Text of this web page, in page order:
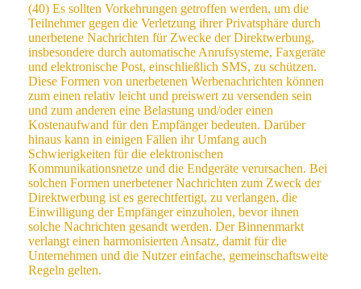
(40) Es sollten Vorkehrungen getroffen werden, um die
Teilnehmer gegen die Verletzung ihrer Privatsphäre durch
unerbetene Nachrichten für Zwecke der Direktwerbung,
insbesondere durch automatische Anrufsysteme, Faxgeräte
und elektronische Post, einschließlich SMS, zu schützen.
Diese Formen von unerbetenen Werbenachrichten können
zum einen relativ leicht und preiswert zu versenden sein
und zum anderen eine Belastung und/oder einen
Kostenaufwand für den Empfänger bedeuten. Darüber
hinaus kann in einigen Fällen ihr Umfang auch
Schwierigkeiten für die elektronischen
Kommunikationsnetze und die Endgeräte verursachen. Bei
solchen Formen unerbetener Nachrichten zum Zweck der
Direktwerbung ist es gerechtfertigt, zu verlangen, die
Einwilligung der Empfänger einzuholen, bevor ihnen
solche Nachrichten gesandt werden. Der Binnenmarkt
verlangt einen harmonisierten Ansatz, damit für die
Unternehmen und die Nutzer einfache, gemeinschaftsweite
Regeln gelten.